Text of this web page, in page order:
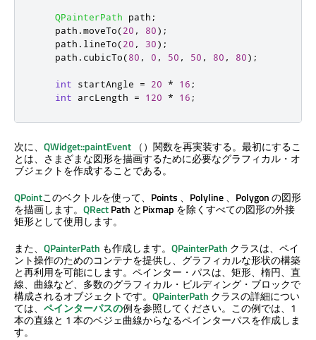
QPainterPath path ;
    path
.moveTo(20 , 80);
    path
. lineTo(20 , 30);
    path
. cubicTo(80 , 0 , 50 , 50 , 80 , 80);
int startAngle = 20 * 16 ;
int arcLength = 120 * 16 ;
次に、 QWidget::paintEvent （）関数を再実装する。最初にするこ
とは、さまざまな図形を描画するために必要なグラフィカル・オ
ブジェクトを作成することである。
QPointこのベクトルを使って、 Points 、 Polyline、 Polygonの図形
を描画します。 QRectPath とPixmap を除くすべての図形の外接
矩形として使用します。
また、 QPainterPath も作成します。 QPainterPath クラスは、ペイ
ント操作のためのコンテナを提供し、グラフィカルな形状の構築
と再利用を可能にします。ペインター・パスは、矩形、楕円、直
線、曲線など、多数のグラフィカル・ビルディング・ブロックで
構成されるオブジェクトです。 QPainterPath クラスの詳細につい
ては、 ペインターパスの例を参照してください。この例では、1
本の直線と 1 本のベジェ曲線からなるペインターパスを作成しま
す。